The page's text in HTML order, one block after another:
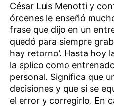
César Luis Menotti y
órdenes le enseñó
frase que dijo en un
quedó para siempre
hay retorno’. Hasta hoy
la aplico como
personal. Significa que
decisiones y que si se
el error y corregirlo. En